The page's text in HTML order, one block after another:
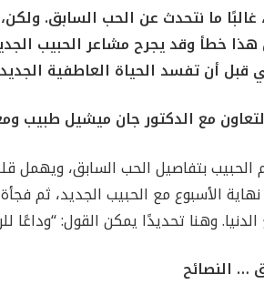
ما نتحدث عن الحب السابق.
هذا خطأ وقد يجرح مشاعر الحبيب
أن تفسد الحياة العاطفية
مع الدكتور جان ميشيل طبيب
الحبيب بتفاصيل الحب السابق، ويهمل
الأسبوع مع الحبيب الجديد، ثم
وهنا تحديدًا يمكن القول: “وداعًا
… النصائح